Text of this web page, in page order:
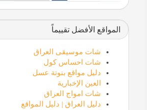
المواقع الأفضل تقييماً
شات موسيقى العراق
شات احساس كول
دليل مواقع بنوتة عسل
العين الإخبارية
شات امواج العراق
دليل العراق | دليل المواقع